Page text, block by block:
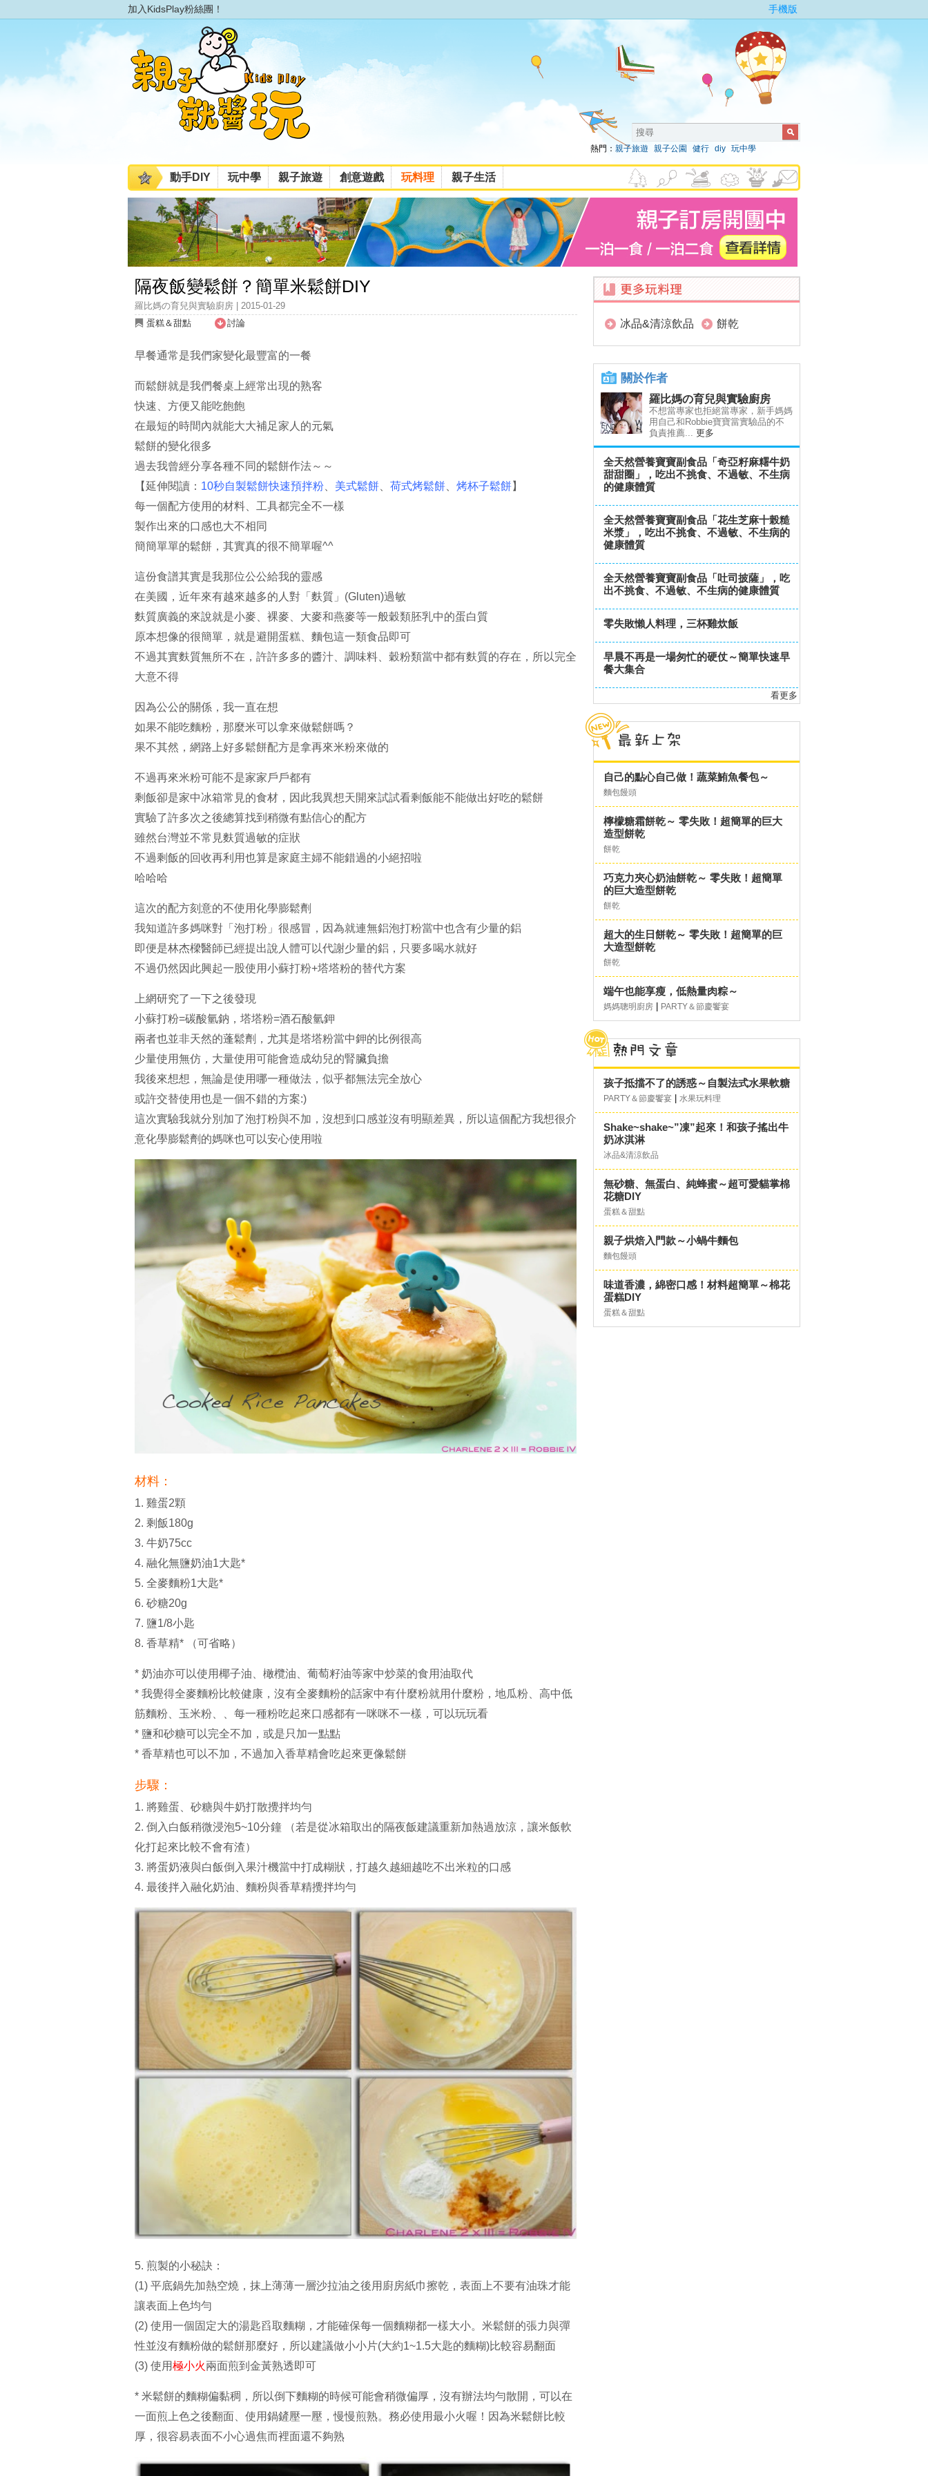
加入KidsPlay粉絲團！ 手機版
熱門： 親子旅遊 親子公園 健行 diy 玩中學
動手DIY 玩中學 親子旅遊 創意遊戲 玩料理 親子生活
隔夜飯變鬆餅？簡單米鬆餅DIY
羅比媽の育兒與實驗廚房 | 2015-01-29
蛋糕＆甜點
討論
早餐通常是我們家變化最豐富的一餐
而鬆餅就是我們餐桌上經常出現的熟客
快速、方便又能吃飽飽
在最短的時間內就能大大補足家人的元氣
鬆餅的變化很多
過去我曾經分享各種不同的鬆餅作法～～
【延伸閱讀： 10秒自製鬆餅快速預拌粉 美式鬆餅 荷式烤鬆餅 烤杯子鬆餅】
每一個配方使用的材料、工具都完全不一樣
製作出來的口感也大不相同
簡簡單單的鬆餅，其實真的很不簡單喔^^
這份食譜其實是我那位公公給我的靈感
在美國，近年來有越來越多的人對「麩質」(Gluten)過敏
麩質廣義的來說就是小麥、裸麥、大麥和燕麥等一般穀類胚乳中的蛋白質
原本想像的很簡單，就是避開蛋糕、麵包這一類食品即可
不過其實麩質無所不在，許許多多的醬汁、調味料、穀粉類當中都有麩質的存在，所以完全
大意不得
因為公公的關係，我一直在想
如果不能吃麵粉，那麼米可以拿來做鬆餅嗎？
果不其然，網路上好多鬆餅配方是拿再來米粉來做的
不過再來米粉可能不是家家戶戶都有
剩飯卻是家中冰箱常見的食材，因此我異想天開來試試看剩飯能不能做出好吃的鬆餅
實驗了許多次之後總算找到稍微有點信心的配方
雖然台灣並不常見麩質過敏的症狀
不過剩飯的回收再利用也算是家庭主婦不能錯過的小絕招啦
哈哈哈
這次的配方刻意的不使用化學膨鬆劑
我知道許多媽咪對「泡打粉」很感冒，因為就連無鋁泡打粉當中也含有少量的鋁
即便是林杰樑醫師已經提出說人體可以代謝少量的鋁，只要多喝水就好
不過仍然因此興起一股使用小蘇打粉+塔塔粉的替代方案
上網研究了一下之後發現
小蘇打粉=碳酸氫鈉，塔塔粉=酒石酸氫鉀
兩者也並非天然的蓬鬆劑，尤其是塔塔粉當中鉀的比例很高
少量使用無仿，大量使用可能會造成幼兒的腎臟負擔
我後來想想，無論是使用哪一種做法，似乎都無法完全放心
或許交替使用也是一個不錯的方案:)
這次實驗我就分別加了泡打粉與不加，沒想到口感並沒有明顯差異，所以這個配方我想很介
意化學膨鬆劑的媽咪也可以安心使用啦
材料：
1. 雞蛋2顆
2. 剩飯180g
3. 牛奶75cc
4. 融化無鹽奶油1大匙*
5. 全麥麵粉1大匙*
6. 砂糖20g
7. 鹽1/8小匙
8. 香草精* （可省略）
* 奶油亦可以使用椰子油、橄欖油、葡萄籽油等家中炒菜的食用油取代
* 我覺得全麥麵粉比較健康，沒有全麥麵粉的話家中有什麼粉就用什麼粉，地瓜粉、高中低
筋麵粉、玉米粉、、每一種粉吃起來口感都有一咪咪不一樣，可以玩玩看
* 鹽和砂糖可以完全不加，或是只加一點點
* 香草精也可以不加，不過加入香草精會吃起來更像鬆餅
步驟：
1. 將雞蛋、砂糖與牛奶打散攪拌均勻
2. 倒入白飯稍微浸泡5~10分鐘 （若是從冰箱取出的隔夜飯建議重新加熱過放涼，讓米飯軟
化打起來比較不會有渣）
3. 將蛋奶液與白飯倒入果汁機當中打成糊狀，打越久越細越吃不出米粒的口感
4. 最後拌入融化奶油、麵粉與香草精攪拌均勻
5. 煎製的小秘訣：
(1) 平底鍋先加熱空燒，抹上薄薄一層沙拉油之後用廚房紙巾擦乾，表面上不要有油珠才能
讓表面上色均勻
(2) 使用一個固定大的湯匙舀取麵糊，才能確保每一個麵糊都一樣大小。米鬆餅的張力與彈
性並沒有麵粉做的鬆餅那麼好，所以建議做小小片(大約1~1.5大匙的麵糊)比較容易翻面
(3) 使用極小火兩面煎到金黃熟透即可
* 米鬆餅的麵糊偏黏稠，所以倒下麵糊的時候可能會稍微偏厚，沒有辦法均勻散開，可以在
一面煎上色之後翻面、使用鍋鏟壓一壓，慢慢煎熟。務必使用最小火喔！因為米鬆餅比較
厚，很容易表面不小心過焦而裡面還不夠熟
冰品&清涼飲品 餅乾
關於作者
羅比媽の育兒與實驗廚房
不想當專家也拒絕當專家，新手媽媽
用自己和Robbie寶寶當實驗品的不
負責推薦... 更多
全天然營養寶寶副食品「奇亞籽麻糬牛奶
甜甜圈」，吃出不挑食、不過敏、不生病
的健康體質
全天然營養寶寶副食品「花生芝麻十榖糙
米漿」，吃出不挑食、不過敏、不生病的
健康體質
全天然營養寶寶副食品「吐司披薩」，吃
出不挑食、不過敏、不生病的健康體質
零失敗懶人料理，三杯雞炊飯
早晨不再是一場匆忙的硬仗～簡單快速早
餐大集合
看更多
自己的點心自己做！蔬菜鮪魚餐包～
麵包饅頭
檸檬糖霜餅乾～ 零失敗！超簡單的巨大
造型餅乾
餅乾
巧克力夾心奶油餅乾～ 零失敗！超簡單
的巨大造型餅乾
餅乾
超大的生日餅乾～ 零失敗！超簡單的巨
大造型餅乾
餅乾
端午也能享瘦，低熱量肉粽～
媽媽聰明廚房 PARTY＆節慶饗宴
孩子抵擋不了的誘惑～自製法式水果軟糖
PARTY＆節慶饗宴 水果玩料理
Shake~shake~”凍”起來！和孩子搖出牛
奶冰淇淋
冰品&清涼飲品
無砂糖、無蛋白、純蜂蜜～超可愛貓掌棉
花糖DIY
蛋糕＆甜點
親子烘焙入門款～小蝸牛麵包
麵包饅頭
味道香濃，綿密口感！材料超簡單～棉花
蛋糕DIY
蛋糕＆甜點